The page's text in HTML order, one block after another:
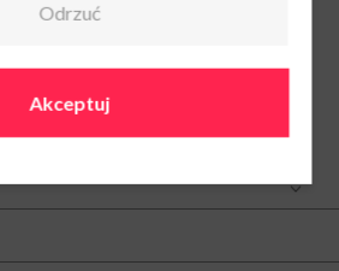
Odrzuć
Akceptuj